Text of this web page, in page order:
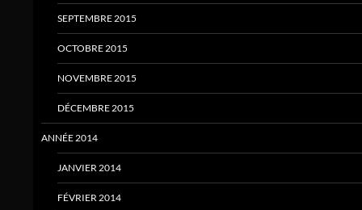
SEPTEMBRE 2015
OCTOBRE 2015
NOVEMBRE 2015
DÉCEMBRE 2015
ANNÉE 2014
JANVIER 2014
FÉVRIER 2014